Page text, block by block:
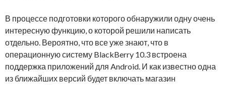
В процессе подготовки которого обнаружили одну очень
интересную функцию, о которой решили написать
отдельно. Вероятно, что все уже знают, что в
операционную систему BlackBerry 10.3 встроена
поддержка приложений для Android. И как известно одна
из ближайших версий будет включать магазин